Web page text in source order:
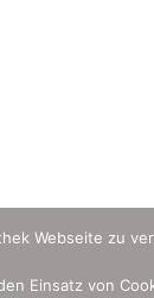
Webseite zu
Einsatz von